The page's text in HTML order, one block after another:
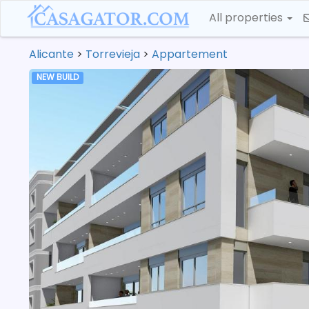
All properties
Alicante > Torrevieja > Appartement
NEW BUILD